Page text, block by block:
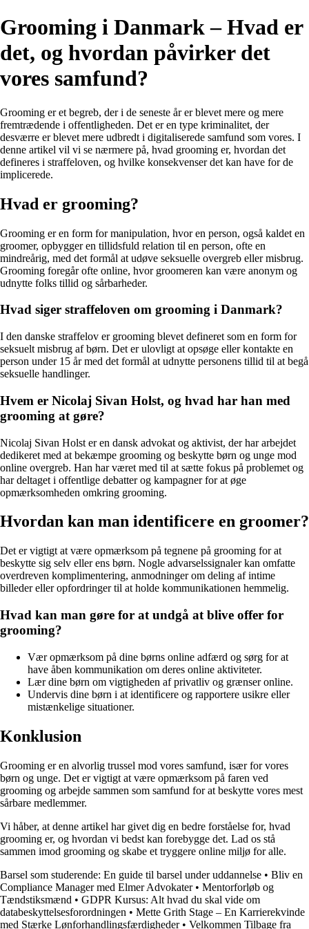
Grooming i Danmark – Hvad er
det, og hvordan påvirker det
vores samfund?
Grooming er et begreb, der i de seneste år er blevet mere og mere
fremtrædende i offentligheden. Det er en type kriminalitet, der
desværre er blevet mere udbredt i digitaliserede samfund som vores. I
denne artikel vil vi se nærmere på, hvad grooming er, hvordan det
defineres i straffeloven, og hvilke konsekvenser det kan have for de
implicerede.
Hvad er grooming?
Grooming er en form for manipulation, hvor en person, også kaldet en
groomer, opbygger en tillidsfuld relation til en person, ofte en
mindreårig, med det formål at udøve seksuelle overgreb eller misbrug.
Grooming foregår ofte online, hvor groomeren kan være anonym og
udnytte folks tillid og sårbarheder.
Hvad siger straffeloven om grooming i Danmark?
I den danske straffelov er grooming blevet defineret som en form for
seksuelt misbrug af børn. Det er ulovligt at opsøge eller kontakte en
person under 15 år med det formål at udnytte personens tillid til at begå
seksuelle handlinger.
Hvem er Nicolaj Sivan Holst, og hvad har han med
grooming at gøre?
Nicolaj Sivan Holst er en dansk advokat og aktivist, der har arbejdet
dedikeret med at bekæmpe grooming og beskytte børn og unge mod
online overgreb. Han har været med til at sætte fokus på problemet og
har deltaget i offentlige debatter og kampagner for at øge
opmærksomheden omkring grooming.
Hvordan kan man identificere en groomer?
Det er vigtigt at være opmærksom på tegnene på grooming for at
beskytte sig selv eller ens børn. Nogle advarselssignaler kan omfatte
overdreven komplimentering, anmodninger om deling af intime
billeder eller opfordringer til at holde kommunikationen hemmelig.
Hvad kan man gøre for at undgå at blive offer for
grooming?
Vær opmærksom på dine børns online adfærd og sørg for at
have åben kommunikation om deres online aktiviteter.
Lær dine børn om vigtigheden af privatliv og grænser online.
Undervis dine børn i at identificere og rapportere usikre eller
mistænkelige situationer.
Konklusion
Grooming er en alvorlig trussel mod vores samfund, især for vores
børn og unge. Det er vigtigt at være opmærksom på faren ved
grooming og arbejde sammen som samfund for at beskytte vores mest
sårbare medlemmer.
Vi håber, at denne artikel har givet dig en bedre forståelse for, hvad
grooming er, og hvordan vi bedst kan forebygge det. Lad os stå
sammen imod grooming og skabe et tryggere online miljø for alle.
Barsel som studerende: En guide til barsel under uddannelse • Bliv en
Compliance Manager med Elmer Advokater• Mentorforløb og
Tændstiksmænd • GDPR Kursus: Alt hvad du skal vide om
databeskyttelsesforordningen • Mette Grith Stage – En Karrierekvinde
med Stærke Lønforhandlingsfærdigheder• Velkommen Tilbage fra